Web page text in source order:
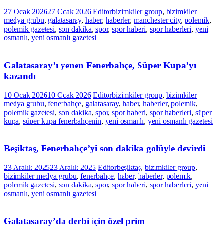
27 Ocak 202627 Ocak 2026 Editorbizimkiler group, bizimkiler
medya grubu, galatasaray, haber, haberler, manchester city, polemik,
polemik gazetesi, son dakika, spor, spor haberi, spor haberleri, yeni
osmanlı, yeni osmanlı gazetesi
Galatasaray’ı yenen Fenerbahçe, Süper Kupa’yı
kazandı
10 Ocak 202610 Ocak 2026 Editorbizimkiler group, bizimkiler
medya grubu, fenerbahçe, galatasaray, haber, haberler, polemik,
polemik gazetesi, son dakika, spor, spor haberi, spor haberleri, süper
kupa, süper kupa fenerbahçenin, yeni osmanlı, yeni osmanlı gazetesi
Beşiktaş, Fenerbahçe’yi son dakika golüyle devirdi
23 Aralık 202523 Aralık 2025 Editorbeşiktaş, bizimkiler group,
bizimkiler medya grubu, fenerbahçe, haber, haberler, polemik,
polemik gazetesi, son dakika, spor, spor haberi, spor haberleri, yeni
osmanlı, yeni osmanlı gazetesi
Galatasaray’da derbi için özel prim